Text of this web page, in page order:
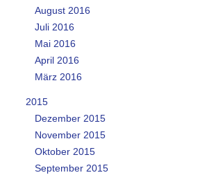
August 2016
Juli 2016
Mai 2016
April 2016
März 2016
2015
Dezember 2015
November 2015
Oktober 2015
September 2015